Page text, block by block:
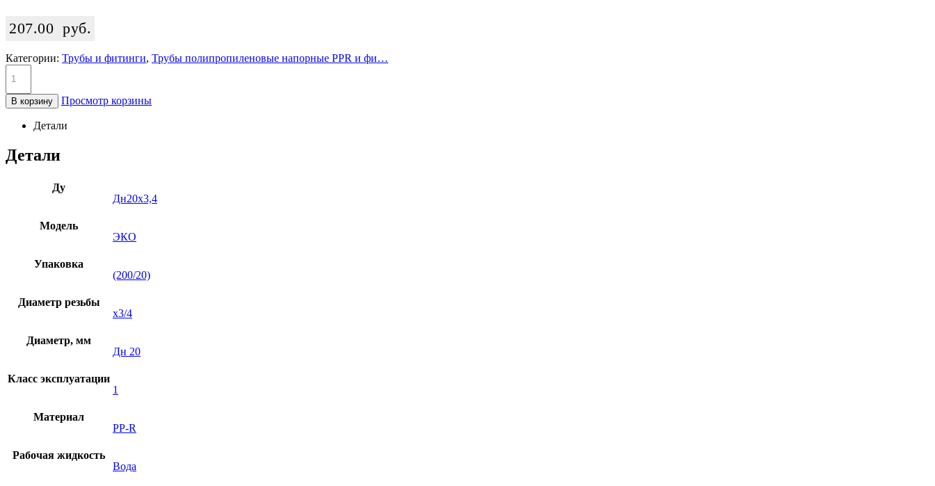
207.00 руб.
Категории: Трубы и фитинги, Трубы полипропиленовые напорные PPR и фи…
В корзину Просмотр корзины
Детали
Детали
Ду
Дн20х3,4
Модель
ЭКО
Упаковка
(200/20)
Диаметр резьбы
х3/4
Диаметр, мм
Дн 20
Класс эксплуатации
1
Материал
PP-R
Рабочая жидкость
Вода